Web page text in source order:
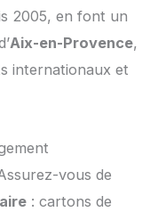
2005, en font un
Aix-en-Provence,
internationaux et
vous de
: cartons de